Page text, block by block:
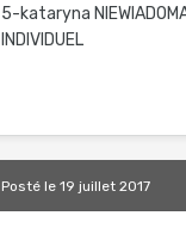
5-kataryna
INDIVIDUEL
Postéle 19 juillet 2017